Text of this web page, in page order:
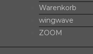
Warenkorb
wingwave
ZOOM